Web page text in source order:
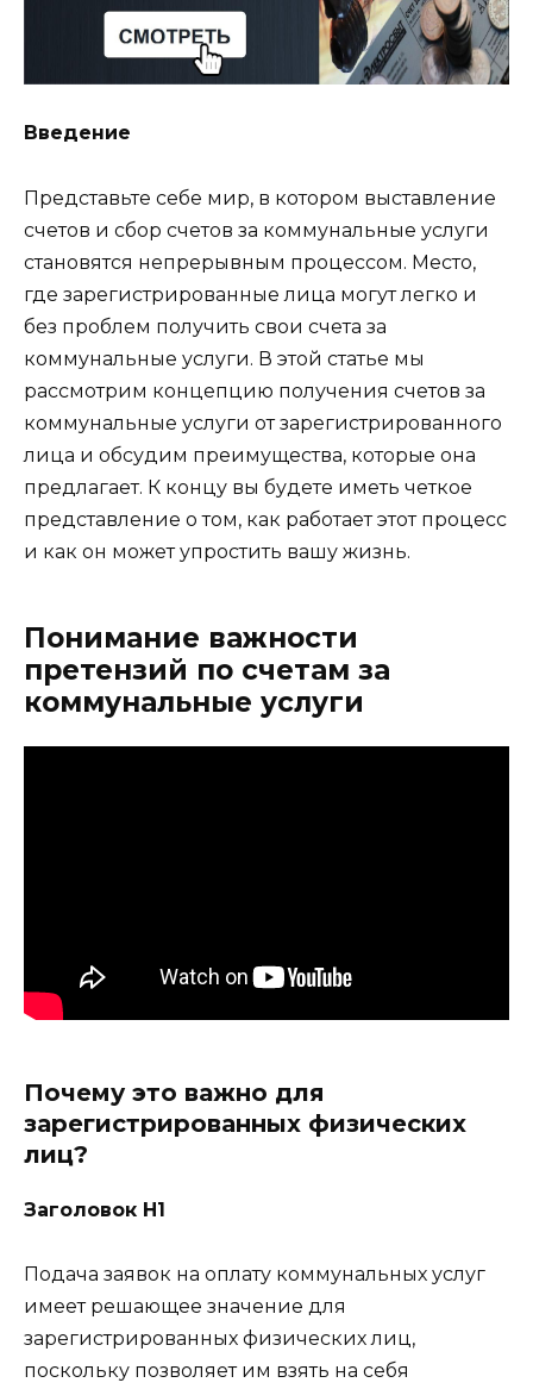
Введение
Представьте себе мир, в котором выставление
счетов и сбор счетов за коммунальные услуги
становятся непрерывным процессом. Место,
где зарегистрированные лица могут легко и
без проблем получить свои счета за
коммунальные услуги. В этой статье мы
рассмотрим концепцию получения счетов за
коммунальные услуги от зарегистрированного
лица и обсудим преимущества, которые она
предлагает. К концу вы будете иметь четкое
представление о том, как работает этот процесс
и как он может упростить вашу жизнь.
Понимание важности
претензий по счетам за
коммунальные услуги
Почему это важно для
зарегистрированных физических
лиц?
Заголовок H1
Подача заявок на оплату коммунальных услуг
имеет решающее значение для
зарегистрированных физических лиц,
поскольку позволяет им взять на себя